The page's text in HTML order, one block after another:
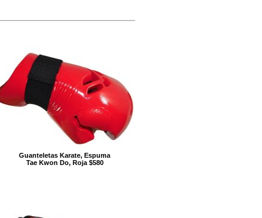
Guanteletas Karate, Espuma
Tae Kwon Do, Roja $580